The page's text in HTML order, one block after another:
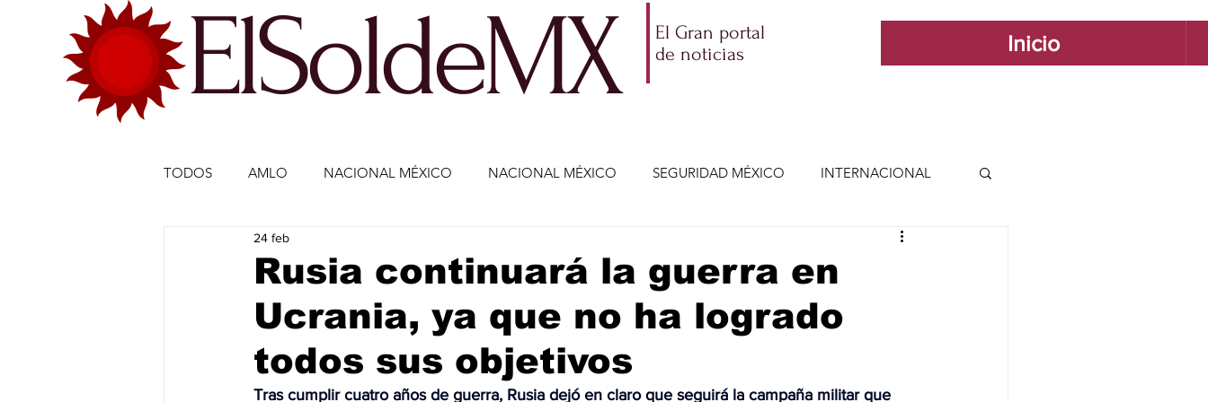
ElSoldeMX
El Gran portal
de noticias
Inicio
TODOS AMLO NACIONAL MÉXICO NACIONAL MÉXICO SEGURIDAD MÉXICO INTERNACIONAL
ECONOMÍA MÉXICO ECONOMÍA INTERNACIONAL
DEPORTES DEPORTES CIENCIA Y TECNOLOGÍA ENTRETENIMIENTO VIDA Y ESTILO
ESTADOS-POLÍTICA ENTRETENIMIENTO JALISCO-ENRIQUE ALFARO JALISCO-GUADALAJARA
Rusia continuará la guerra en
Ucrania, ya que no ha logrado
todos sus objetivos
24 feb
Tras cumplir cuatro años de guerra, Rusia dejó en claro que seguirá la campaña militar que